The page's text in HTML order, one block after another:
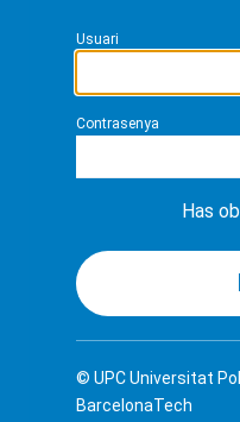
Usuari
Contrasenya
Has
© UPCUniversitat
BarcelonaTech